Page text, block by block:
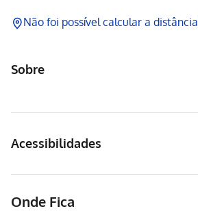
Não foi possível calcular a distância
Sobre
Acessibilidades
Onde Fica